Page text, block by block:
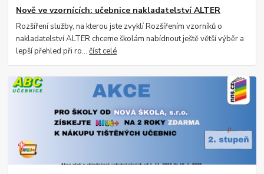
Nově ve vzornících: učebnice nakladatelství ALTER
Rozšíření služby, na kterou jste zvyklí Rozšířením vzorníků o
nakladatelství ALTER chceme školám nabídnout ještě větší výběr a
lepší přehled při ro...číst celé